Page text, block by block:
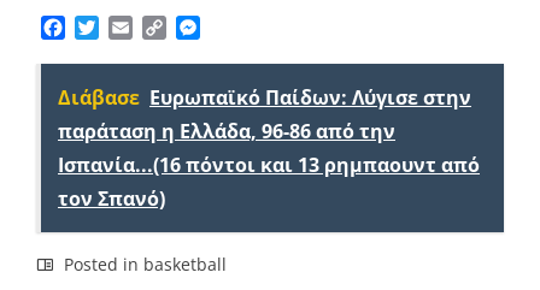
Facebook
TwitterEmailCopy
Διάβασε Ευρωπαϊκό Παίδων: Λύγισε στην
παράταση η Ελλάδα, 96-86 από την
Ισπανία...(16 πόντοι και 13 ρημπαουντ από
τον Σπανό)
Posted in basketball